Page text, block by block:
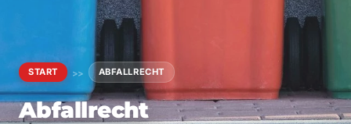
START >> ABFALLRECHT
Abfallrecht